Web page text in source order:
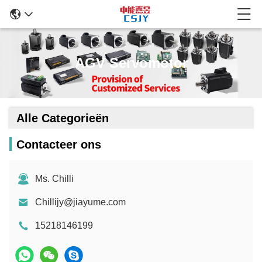
AGV Servomotor
Alle Categorieën
Contacteer ons
Ms. Chilli
Chillijy@jiayume.com
15218146199